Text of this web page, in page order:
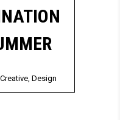
Creative, Design